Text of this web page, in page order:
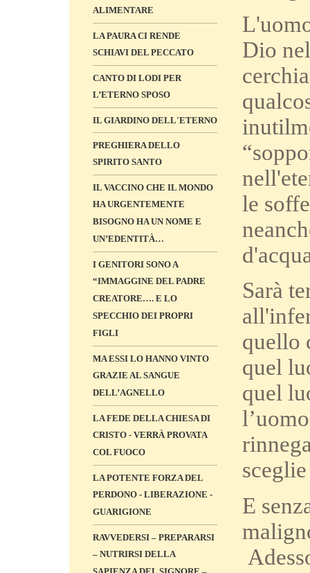
ALIMENTARE
LA PAURA CI RENDE
SCHIAVI DEL PECCATO
CANTO DI LODI PER
L’ETERNO SPOSO
IL GIARDINO DELL'ETERNO
PREGHIERA DELLO
SPIRITO SANTO
IL VACCINO CHE IL MONDO
HA URGENTEMENTE
BISOGNO HA UN NOME E
UN’EDENTITÀ…
I GENITORI SONO A
“IMMAGGINE DEL PADRE
CREATORE…. E LO
SPECCHIO DEI PROPRI
FIGLI
MA ESSI LO HANNO VINTO
GRAZIE AL SANGUE
DELL’AGNELLO
LA FEDE DELLA CHIESA DI
CRISTO - VERRÀ PROVATA
COL FUOCO
LA POTENTE FORZA DEL
PERDONO - LIBERAZIONE -
GUARIGIONE
RAVVEDERSI – PREPARARSI
– NUTRIRSI DELLA
Dio
le
Sarà
quello
quel
quel
E